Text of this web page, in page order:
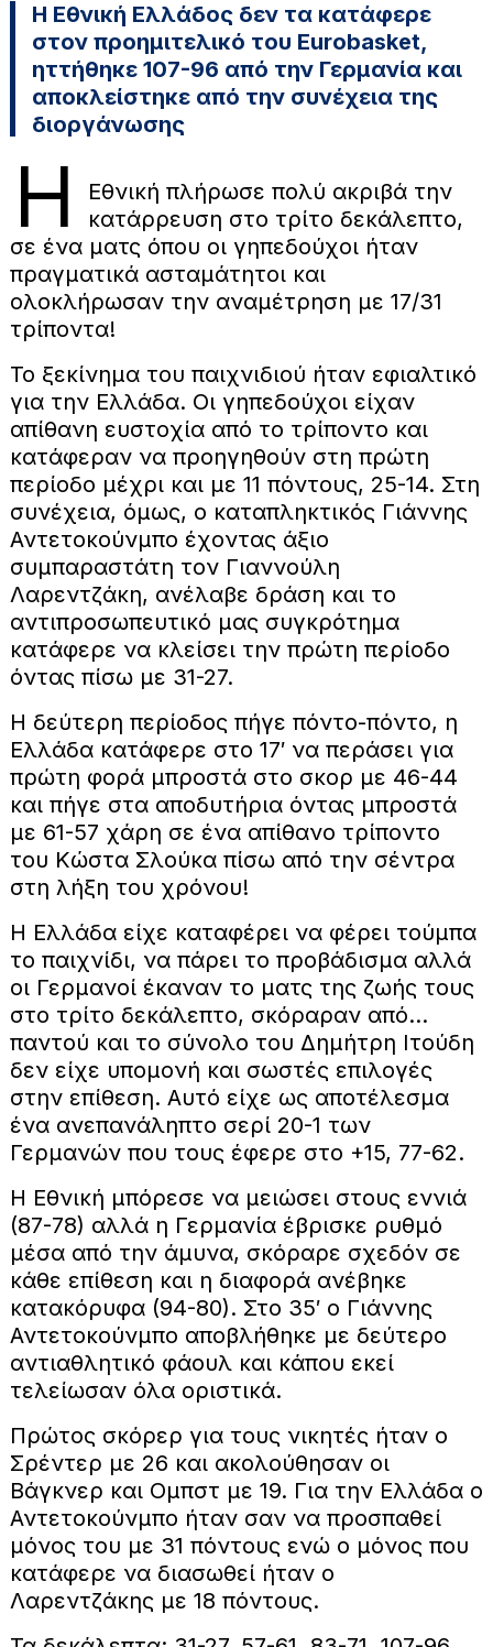
Η Εθνική Ελλάδος δεν τα κατάφερε
στον προημιτελικό του Eurobasket,
ηττήθηκε 107-96 από την Γερμανία και
αποκλείστηκε από την συνέχεια της
διοργάνωσης
Η
Εθνική πλήρωσε πολύ ακριβά την
κατάρρευση στο τρίτο δεκάλεπτο,
σε ένα ματς όπου οι γηπεδούχοι ήταν
πραγματικά ασταμάτητοι και
ολοκλήρωσαν την αναμέτρηση με 17/31
τρίποντα!
To ξεκίνημα του παιχνιδιού ήταν εφιαλτικό
για την Ελλάδα. Οι γηπεδούχοι είχαν
απίθανη ευστοχία από το τρίποντο και
κατάφεραν να προηγηθούν στη πρώτη
περίοδο μέχρι και με 11 πόντους, 25-14. Στη
συνέχεια, όμως, ο καταπληκτικός Γιάννης
Αντετοκούνμπο έχοντας άξιο
συμπαραστάτη τον Γιαννούλη
Λαρεντζάκη, ανέλαβε δράση και το
αντιπροσωπευτικό μας συγκρότημα
κατάφερε να κλείσει την πρώτη περίοδο
όντας πίσω με 31-27.
Η δεύτερη περίοδος πήγε πόντο-πόντο, η
Ελλάδα κατάφερε στο 17′ να περάσει για
πρώτη φορά μπροστά στο σκορ με 46-44
και πήγε στα αποδυτήρια όντας μπροστά
με 61-57 χάρη σε ένα απίθανο τρίποντο
του Κώστα Σλούκα πίσω από την σέντρα
στη λήξη του χρόνου!
Η Ελλάδα είχε καταφέρει να φέρει τούμπα
το παιχνίδι, να πάρει το προβάδισμα αλλά
οι Γερμανοί έκαναν το ματς της ζωής τους
στο τρίτο δεκάλεπτο, σκόραραν από…
παντού και το σύνολο του Δημήτρη Ιτούδη
δεν είχε υπομονή και σωστές επιλογές
στην επίθεση. Αυτό είχε ως αποτέλεσμα
ένα ανεπανάληπτο σερί 20-1 των
Γερμανών που τους έφερε στο +15, 77-62.
Η Εθνική μπόρεσε να μειώσει στους εννιά
(87-78) αλλά η Γερμανία έβρισκε ρυθμό
μέσα από την άμυνα, σκόραρε σχεδόν σε
κάθε επίθεση και η διαφορά ανέβηκε
κατακόρυφα (94-80). Στο 35′ ο Γιάννης
Αντετοκούνμπο αποβλήθηκε με δεύτερο
αντιαθλητικό φάουλ και κάπου εκεί
τελείωσαν όλα οριστικά.
Πρώτος σκόρερ για τους νικητές ήταν ο
Σρέντερ με 26 και ακολούθησαν οι
Βάγκνερ και Ομπστ με 19. Για την Ελλάδα ο
Αντετοκούνμπο ήταν σαν να προσπαθεί
μόνος του με 31 πόντους ενώ ο μόνος που
κατάφερε να διασωθεί ήταν ο
Λαρεντζάκης με 18 πόντους.